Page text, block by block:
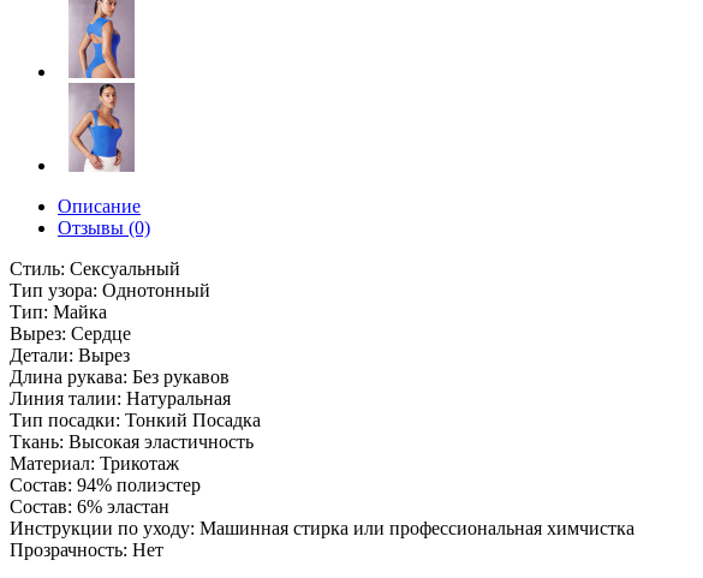
Описание
Отзывы (0)
Стиль: Сексуальный
Тип узора: Однотонный
Тип: Майка
Вырез: Сердце
Детали: Вырез
Длина рукава: Без рукавов
Линия талии: Натуральная
Тип посадки: Тонкий Посадка
Ткань: Высокая эластичность
Материал: Трикотаж
Состав: 94% полиэстер
Состав: 6% эластан
Инструкции по уходу: Машинная стирка или профессиональная химчистка
Прозрачность: Нет